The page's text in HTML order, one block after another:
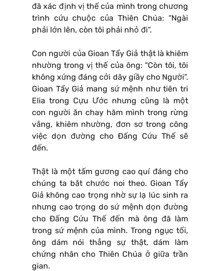
đã xác định vị thế của mình trong chương
trình cứu chuộc của Thiên Chúa: “Ngài
phải lớn lên, còn tôi phải nhỏ đi”.
Con người của Gioan Tẩy Giả thật là khiêm
nhường trong vị thế của ông: “Còn tôi, tôi
không xứng đáng cởi dây giầy cho Người”.
Gioan Tẩy Giả mang sứ mệnh như tiên tri
Elia trong Cựu Ước nhưng cũng là một
con người ăn chay hãm mình trong rừng
vắng, khiêm nhường, đơn sơ trong công
việc dọn đường cho Ðấng Cứu Thế sẽ
đến.
Thật là một tấm gương cao quí đáng cho
chúng ta bắt chước noi theo. Gioan Tẩy
Giả không cao trọng nhờ sự lạ lúc sinh ra
nhưng cao trọng do sứ mệnh dọn đường
cho Ðấng Cứu Thế đến mà ông đã làm
trong sứ mệnh của mình. Trong ngục tối,
ông dám nói thẳng sự thật, dám làm
chứng nhân cho Thiên Chúa ở giữa trần
gian.